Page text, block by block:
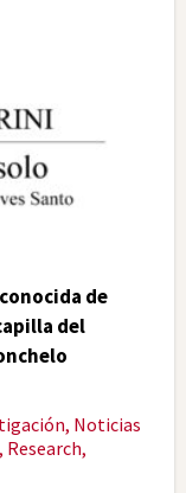
de
del
, Noticias
, Research,